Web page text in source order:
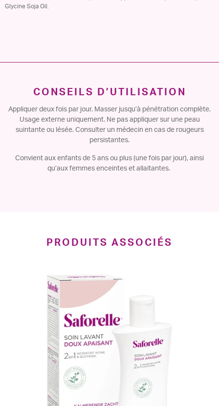
Glycine Soja Oil.
CONSEILS D’UTILISATION
Appliquer deux fois par jour. Masser jusqu’à pénétration complète.
Usage externe uniquement. Ne pas appliquer sur une peau
suintante ou lésée. Consulter un médecin en cas de rougeurs
persistantes.​
Convient aux enfants de 5 ans ou plus (une fois par jour), ainsi
qu’aux femmes enceintes et allaitantes.
PRODUITS ASSOCIÉS